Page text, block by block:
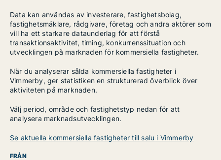
Data kan användas av investerare, fastighetsbolag,
fastighetsmäklare, rådgivare, företag och andra aktörer som
vill ha ett starkare dataunderlag för att förstå
transaktionsaktivitet, timing, konkurrenssituation och
utvecklingen på marknaden för kommersiella fastigheter.
När du analyserar sålda kommersiella fastigheter i
Vimmerby, ger statistiken en strukturerad överblick över
aktiviteten på marknaden.
Välj period, område och fastighetstyp nedan för att
analysera marknadsutvecklingen.
Se aktuella kommersiella fastigheter till salu i Vimmerby
FRÅN